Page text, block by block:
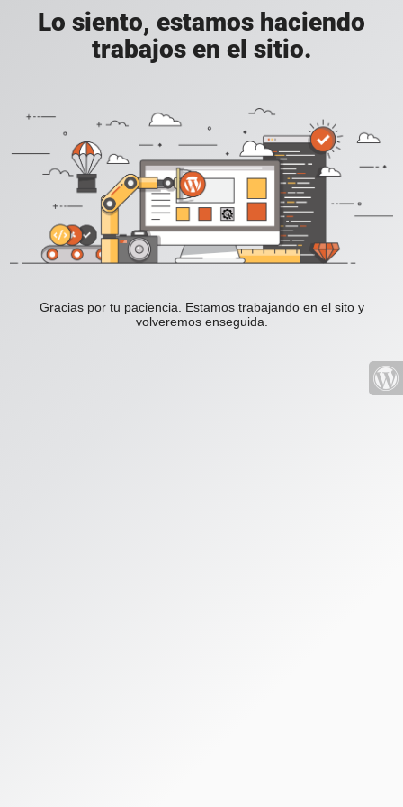
Lo siento, estamos haciendo
trabajos en el sitio.
Gracias por tu paciencia. Estamos trabajando en el sito y
volveremos enseguida.